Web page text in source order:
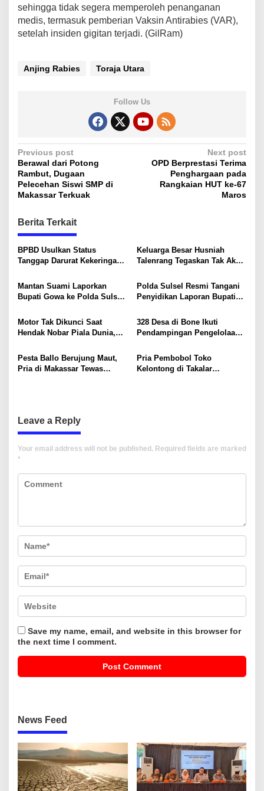
sehingga tidak segera memperoleh penanganan
medis, termasuk pemberian Vaksin Antirabies (VAR),
setelah insiden gigitan terjadi. (GilRam)
Anjing Rabies Toraja Utara
Follow Us
P
o
s
n
a
v
g
a
t
i
o
n
Previous post
Berawal dari Potong
Rambut, Dugaan
Pelecehan Siswi SMP di
Makassar Terkuak
Next post
OPD Berprestasi Terima
Penghargaan pada
Rangkaian HUT ke-67
Maros
Berita Terkait
BPBD Usulkan Status
Tanggap Darurat Kekeringan
Warga Mulai Krisis Air Bersih
Keluarga Besar Husniah
Talenrang Tegaskan Tak Akan
Hukum
Mantan Suami Laporkan
Bupati Gowa ke Polda Sulsel,
Palsu dan Penggelapan
Polda Sulsel Resmi Tangani
Penyidikan Laporan Bupati
Motor Tak Dikunci Saat
Hendak Nobar Piala Dunia,
328 Desa di Bone Ikuti
Pendampingan Pengelolaan
Dana Desa
Pesta Ballo Berujung Maut,
Pria di Makassar Tewas
Pria Pembobol Toko
Kelontong di Takalar
Leave a Reply
Your email address will not be published. Required fields are marked
*
Save my name, email, and website in this browser for
the next time I comment.
News Feed